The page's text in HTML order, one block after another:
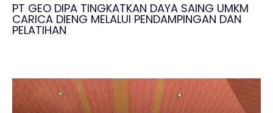
PT GEO DIPA TINGKATKAN DAYA SAING UMKM
CARICA DIENG MELALUI PENDAMPINGAN DAN
PELATIHAN